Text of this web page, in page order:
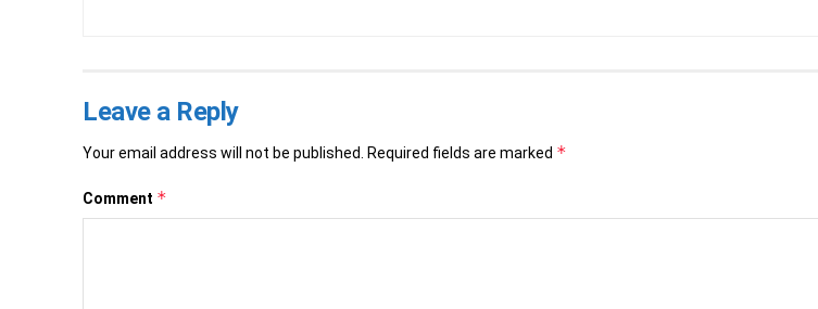
Leave a Reply
Your email address will not be published. Required fields are marked *
Comment *